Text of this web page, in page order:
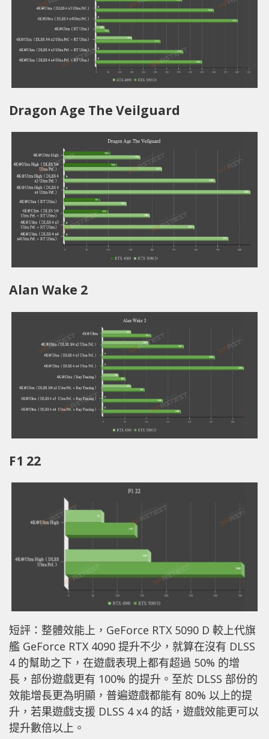
Dragon Age The Veilguard
Alan Wake 2
F1 22
短評： 整體效能上，GeForce RTX 5090 D 較上代旗
艦 GeForce RTX 4090 提升不少，就算在沒有 DLSS
4 的幫助之下，在遊戲表現上都有超過 50% 的增
長，部份遊戲更有 100% 的提升。至於 DLSS 部份的
效能增長更為明顯，普遍遊戲都能有 80% 以上的提
升，若果遊戲支援 DLSS 4 x4 的話，遊戲效能更可以
提升數倍以上。